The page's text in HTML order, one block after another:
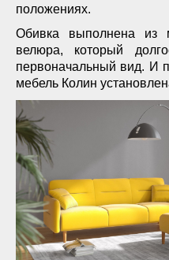
положениях.
Обивка выполнена из
велюра, который
первоначальный вид. И
мебель Колин